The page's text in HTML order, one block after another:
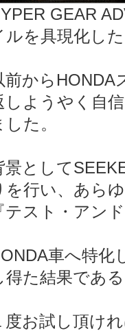
GEAR
ルを具現化し
前から
しようやく自
した。
景として
を行い、あら
テスト・アン
車へ特
得た結果であ
度お試し頂け